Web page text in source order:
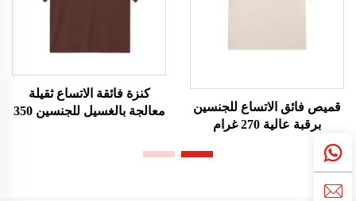
قميص فائق الاتساع للجنسين
برقبة عالية 270 غرام
كنزة فائقة الاتساع ثقيلة
معالجة بالغسيل للجنسين 350